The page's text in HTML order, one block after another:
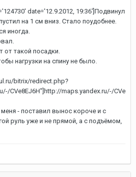
date='12.9.2012, 19:36']Подвинул
на 1 см вниз. Стало поудобнее.
иногда.
от такой посадки.
нагрузки на спину не было.
bitrix/redirect.php?
CVe8EJ6H"]http://maps.yandex.ru/-/CVe
- поставил вынос короче и с
руль уже и не прямой, а с подъёмом,